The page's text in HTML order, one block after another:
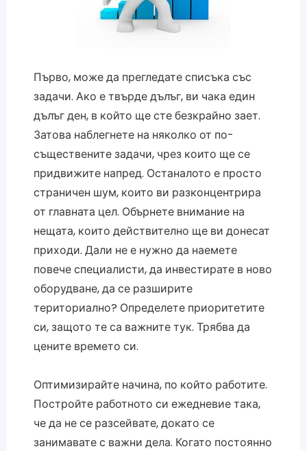
Първо, може да прегледате списъка със
задачи. Ако е твърде дълъг, ви чака един
дълъг ден, в който ще сте безкрайно зает.
Затова наблегнете на няколко от по-
съществените задачи, чрез които ще се
придвижите напред. Останалото е просто
страничен шум, които ви разконцентрира
от главната цел. Обърнете внимание на
нещата, които действително ще ви донесат
приходи. Дали не е нужно да наемете
повече специалисти, да инвестирате в ново
оборудване, да се разширите
териториално? Определете приоритетите
си, защото те са важните тук. Трябва да
цените времето си.
Оптимизирайте начина, по който работите.
Постройте работното си ежедневие така,
че да не се разсейвате, докато се
занимавате с важни дела. Когато постоянно